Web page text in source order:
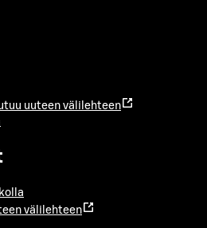
uuteen välilehteen
välilehteen